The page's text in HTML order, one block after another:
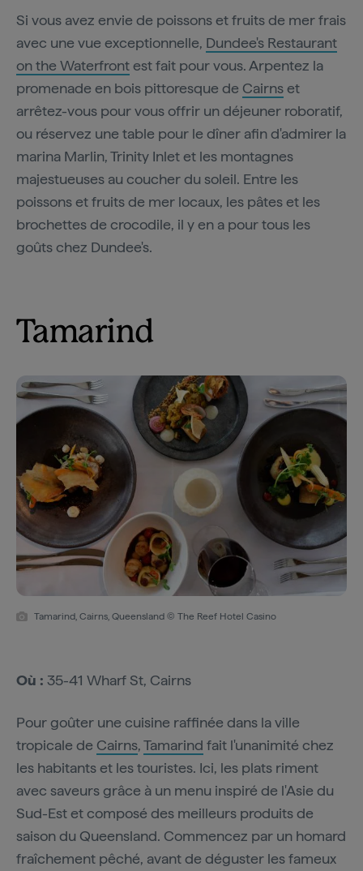
Si vous avez envie de poissons et fruits de mer frais
avec une vue exceptionnelle, Dundee's Restaurant
on the Waterfrontest fait pour vous. Arpentez la
promenade en bois pittoresque de Cairnset
arrêtez-vous pour vous offrir un déjeuner roboratif,
ou réservez une table pour le dîner afin d'admirer la
marina Marlin, Trinity Inlet et les montagnes
majestueuses au coucher du soleil. Entre les
poissons et fruits de mer locaux, les pâtes et les
brochettes de crocodile, il y en a pour tous les
goûts chez Dundee's.
Tamarind
Tamarind, Cairns, Queensland © The Reef Hotel Casino
Où : 35-41 Wharf St, Cairns
Pour goûter une cuisine raffinée dans la ville
tropicale de Cairns,Tamarind fait l'unanimité chez
les habitants et les touristes. Ici, les plats riment
avec saveurs grâce à un menu inspiré de l'Asie du
Sud-Est et composé des meilleurs produits de
saison du Queensland. Commencez par un homard
fraîchement pêché, avant de déguster les fameux